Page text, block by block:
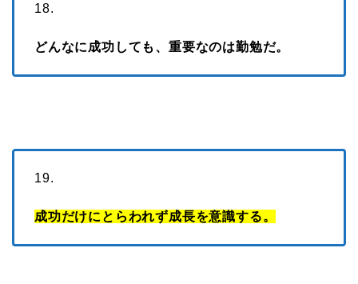
18.
どんなに成功しても、重要なのは勤勉だ。
19.
成功だけにとらわれず成長を意識する。